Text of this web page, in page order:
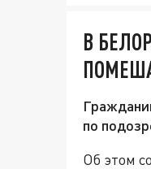
В
по
Об этом